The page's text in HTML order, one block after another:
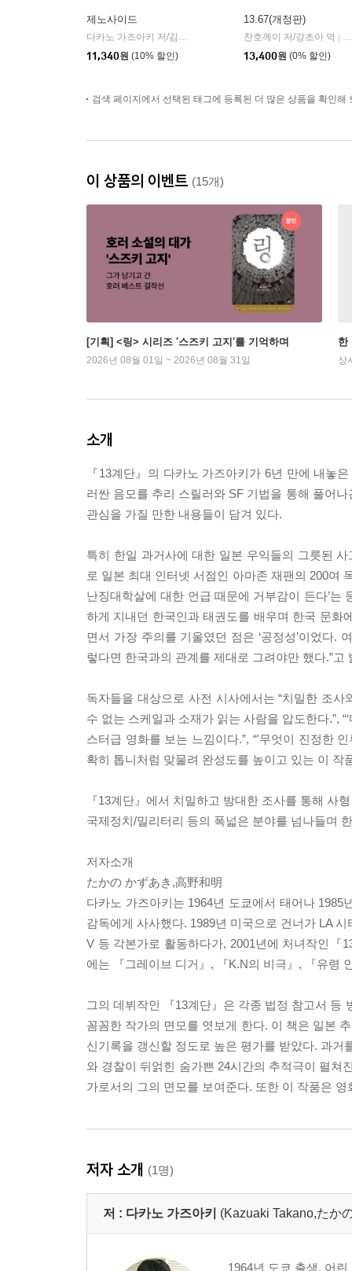
제노사이드
황금가지
11,340원 (10% 할인)
13.67(개정판)
찬호께이 저/강초아 역 |
13,400원 (0% 할인)
검색 페이지에서 선택된 태그에 등록된 더 많은 상품을 확인해
이 상품의 이벤트 (15개)
[기획] <링> 시리즈 '스즈키 고지'를 기억하며
2026년 08월 01일 ~ 2026년 08월 31일
한
상
소개
『13계단』의 다카노 가즈아키가 6년 만에 내놓
러싼 음모를 추리 스릴러와 SF 기법을 통해 풀어
관심을 가질 만한 내용들이 담겨 있다.
특히 한일 과거사에 대한 일본 우익들의 그릇된
로 일본 최대 인터넷 서점인 아마존 재팬의 200여
난징대학살에 대한 언급 때문에 거부감이 든다’
하게 지내던 한국인과 태권도를 배우며 한국 문화
면서 가장 주의를 기울였던 점은 ‘공정성’이었다.
렇다면 한국과의 관계를 제대로 그려야만 했다.”고
독자들을 대상으로 사전 시사에서는 “치밀한 조
수 없는 스케일과 소재가 읽는 사람을 압도한다.”,
스터급 영화를 보는 느낌이다.”, “'무엇이 진정한
확히 톱니처럼 맞물려 완성도를 높이고 있는 이 작
『13계단』에서 치밀하고 방대한 조사를 통해 사
국제정치/밀리터리 등의 폭넓은 분야를 넘나들며
저자소개
たかの かずあき,高野和明
다카노 가즈아키는 1964년 도쿄에서 태어나
감독에게 사사했다. 1989년 미국으로 건너가 LA
V 등 각본가로 활동하다가, 2001년에 처녀작인『
에는 『그레이브 디거』, 『K.N의 비극』, 『유령
그의 데뷔작인 『13계단』은 각종 법정 참고서 등
꼼꼼한 작가의 면모를 엿보게 한다. 이 책은 일본
신기록을 갱신할 정도로 높은 평가를 받았다. 과
와 경찰이 뒤얽힌 숨가쁜 24시간의 추적극이 펼쳐
가로서의 그의 면모를 보여준다. 또한 이 작품은
저자 소개 (1명)
저 : 다카노 가즈아키 (Kazuaki Takano,たか
1964년 도쿄 출생. 어